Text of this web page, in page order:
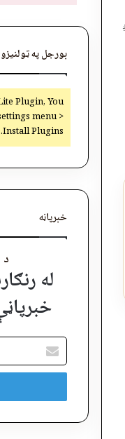
بورجل په
Plugin, You
menu >
Install Plugins.
خبرپاڼه
له
برېښنالیک
پته